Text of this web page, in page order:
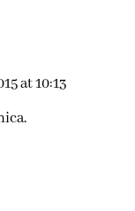
at 10:13